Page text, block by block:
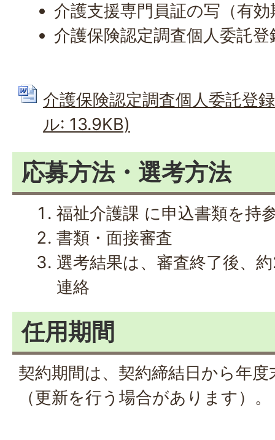
介護支援専門員証の写（有
介護保険認定調査個人委託登
介護保険認定調査個人委託登
ル: 13.9KB)
応募方法・選考方法
福祉介護課 に申込書類を持
書類・面接審査
選考結果は、審査終了後、
連絡
任用期間
契約期間は、契約締結日から年
（更新を行う場合があります）。